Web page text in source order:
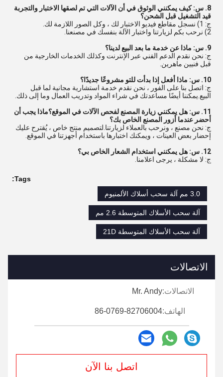
8. س: كيف يمكنني الوثوق في أن الآلات التي تم لصقها الاختبار والتجربة
قيد التشغيل قبل الشحن؟
ج: 1) نسجل مقاطع فيديو الاختبار لك ، وكل الصور اللازمة لك.
2) نرحب بكم لزيارتنا واختبار الآلة بنفسك في مصنعنا.
9. س: ماذا عن خدمة ما بعد البيع لدينا؟
ج: نحن نقدم الدعم الفني عبر الإنترنت وكذلك الخدمات الخارجية من
قبل فنيين ماهرين.
10. س: ماذا أفعل إذا بدأت للتو مشروعًا جديدًا؟
ج: اتصل بنا على الفور ، نحن نقدم خدمة استشارية مجانية لما قبل
البيع.يمكننا أيضًا مساعدتك في شراء المواد وتدريب العمال وما إلى ذلك.
11. س: هل يمكنني زيارة المصنع لفحص الآلات في الموقع؟ماذا يجب أن
أحضر عندما أزور المصنع الخاص بك؟
ج: نحن مصنع ، ونرحب بالعملاء لزيارتنا.لتصميم منتج خاص ، يُقترح عليك
إحضار بعض العينات ، ويمكنك اختبارها باستخدام أجهزتنا في الموقع.
12. س: هل يمكنني استخدام الشعار الخاص بي؟
ج: لا مشكلة ، يرجى اعلامنا.
Tags:
3.0 مم آلة سحب أسلاك الألمنيوم
آلة سحب الأسلاك المتوسطة 2.6 مم
آلة سحب الأسلاك المتوسطة 21D
الاتصالات
الاتصالات:Mr. Andy
الهاتف:86-0769-82706004
اتصل بنا الآن